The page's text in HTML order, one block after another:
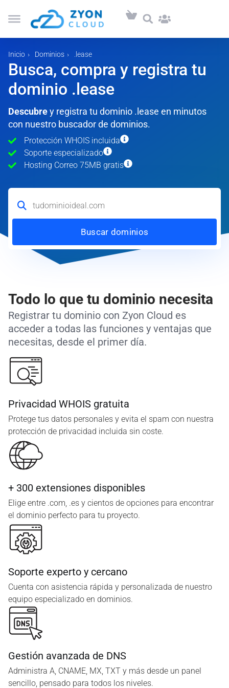
Inicio Dominios .lease
Busca, compra y registra tu
dominio .lease
Descubrey registra tu dominio .lease en minutos
con nuestro buscador de dominios.
Protección WHOIS incluida
Soporte especializado
Hosting Correo 75MB gratis
Buscar dominios
Todo lo que tu dominio necesita
Registrar tu dominio con Zyon Cloud es
acceder a todas las funciones y ventajas que
necesitas, desde el primer día.
Privacidad WHOIS gratuita
Protege tus datos personales y evita el spam con nuestra
protección de privacidad incluida sin coste.
+ 300 extensiones disponibles
Elige entre .com, .es y cientos de opciones para encontrar
el dominio perfecto para tu proyecto.
Soporte experto y cercano
Cuenta con asistencia rápida y personalizada de nuestro
equipo especializado en dominios.
Gestión avanzada de DNS
Administra A, CNAME, MX, TXT y más desde un panel
sencillo, pensado para todos los niveles.